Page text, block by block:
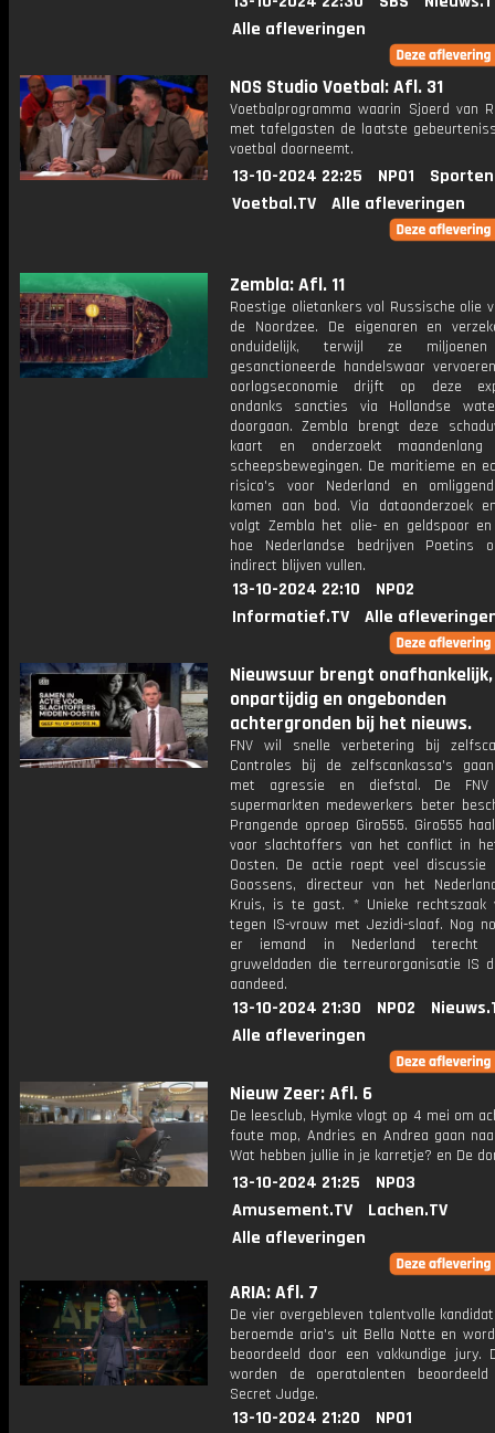
Alle afleveringen
NOS Studio Voetbal: Afl. 31
Voetbalprogramma waarin Sjoerd van
met tafelgasten de laatste
voetbal doorneemt.
13-10-2024 22:25 NPO1
Voetbal.TV
Alle afleveringen
Zembla: Afl. 11
Roestige olietankers vol Russische olie
de Noordzee. De eigenaren en
onduidelijk, terwijl ze
gesanctioneerde handelswaar
oorlogseconomie drijft op deze
ondanks sancties via Hollandse
doorgaan. Zembla brengt deze
kaart en onderzoekt maandenlang
scheepsbewegingen. De maritieme en
risico's voor Nederland en
komen aan bod. Via dataonderzoek
volgt Zembla het olie- en geldspoor
hoe Nederlandse bedrijven Poetins
indirect blijven vullen.
13-10-2024 22:10
NPO2
Informatief.TV
Alle
Nieuwsuur brengt onafhankelijk,
onpartijdig en ongebonden
achtergronden bij het nieuws.
FNV wil snelle verbetering bij
Controles bij de zelfscankassa's
met agressie en diefstal. De
supermarkten medewerkers beter
Prangende oproep Giro555. Giro555
voor slachtoffers van het conflict in
Oosten. De actie roept veel discussie
Goossens, directeur van het
Kruis, is te gast. * Unieke rechtszaak
tegen IS-vrouw met Jezidi-slaaf. Nog
er iemand in Nederland terecht
gruweldaden die terreurorganisatie IS
aandeed.
13-10-2024 21:30 NPO2
Alle afleveringen
Nieuw Zeer: Afl. 6
De leesclub, Hymke vlogt op 4 mei om
foute mop, Andries en Andrea gaan
Wat hebben jullie in je karretje? en De
13-10-2024 21:25
NPO3
Amusement.TV
Lachen.TV
Alle afleveringen
ARIA: Afl. 7
De vier overgebleven talentvolle
beroemde aria's uit Bella Notte en
beoordeeld door een vakkundige jury.
worden de operatalenten
Secret Judge.
13-10-2024 21:20
NPO1